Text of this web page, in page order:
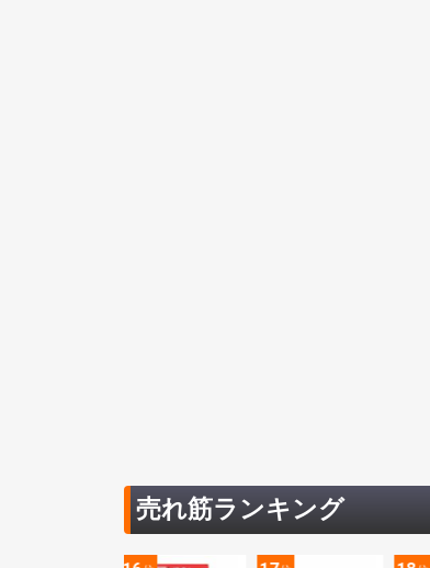
売れ筋ランキング